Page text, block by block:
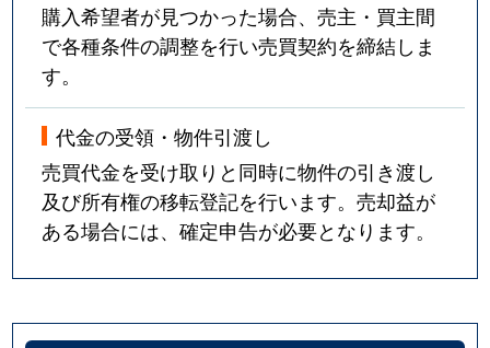
購入希望者が見つかった場合、売主・買主間
で各種条件の調整を行い売買契約を締結しま
す。
代金の受領・物件引渡し
売買代金を受け取りと同時に物件の引き渡し
及び所有権の移転登記を行います。売却益が
ある場合には、確定申告が必要となります。